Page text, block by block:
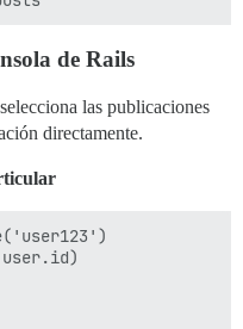
de Rails
las publicaciones
directamente.
user.id)